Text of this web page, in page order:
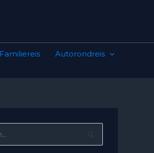
Familiereis
Autorondreis